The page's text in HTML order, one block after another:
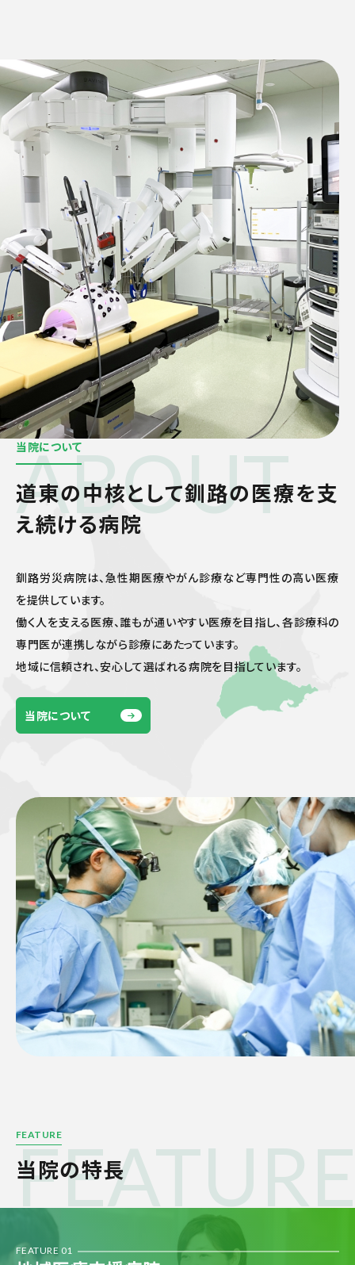
当院について
道東の中核として釧路の医療を支
え続ける病院
ABOUT
釧路労災病院は、急性期医療やがん診療など専門性の高い医療
を提供しています。
働く人を支える医療、誰もが通いやすい医療を目指し、各診療科の
専門医が連携しながら診療にあたっています。
地域に信頼され、安心して選ばれる病院を目指しています。
当院について
FEATURE
当院の特長
FEATURE 01